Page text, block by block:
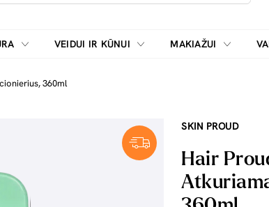
VEIDUI IR KŪNUI MAKIAŽUI
360ml
SKIN PROUD
Hair